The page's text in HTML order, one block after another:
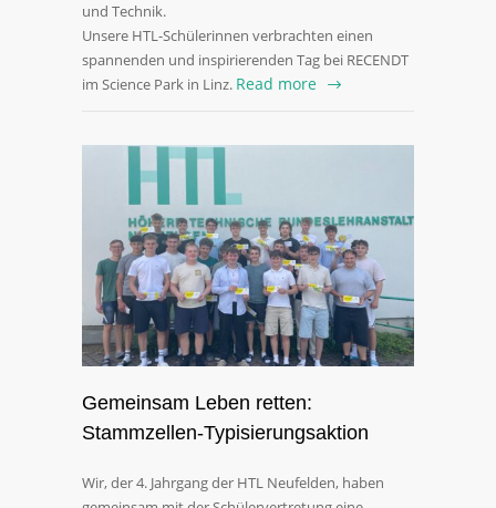
und Technik.
Unsere HTL-Schülerinnen verbrachten einen
spannenden und inspirierenden Tag bei RECENDT
im Science Park in Linz. Read more
Gemeinsam Leben retten:
Stammzellen-Typisierungsaktion
Wir, der 4. Jahrgang der HTL Neufelden, haben